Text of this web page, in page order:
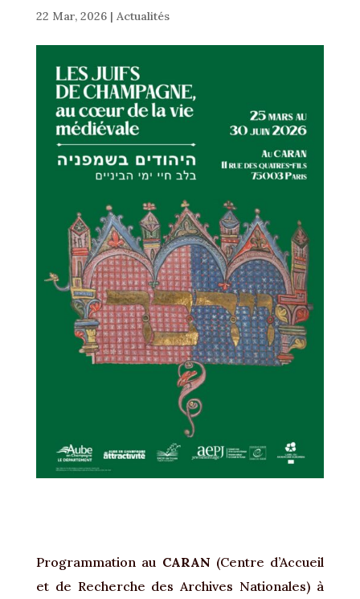
22 Mar, 2026| Actualités
Programmation au CARAN (Centre d’Accueil
et de Recherche des Archives Nationales) à